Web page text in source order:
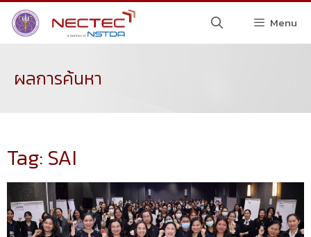
Menu
ผลการค้นหา
Tag: SAI